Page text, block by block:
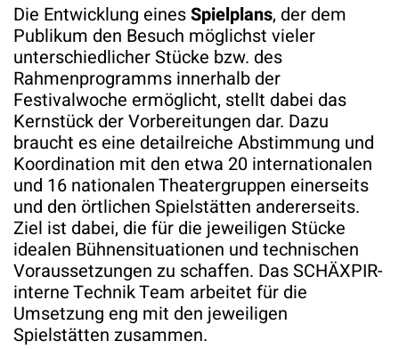
Die Entwicklung einesSpielplans, der dem
Publikum den Besuch möglichst vieler
unterschiedlicher Stücke bzw. des
Rahmenprogramms innerhalb der
Festivalwoche ermöglicht, stellt dabei das
Kernstück der Vorbereitungen dar. Dazu
braucht es eine detailreiche Abstimmung und
Koordination mit den etwa 20 internationalen
und 16 nationalen Theatergruppen einerseits
und den örtlichen Spielstätten andererseits.
Ziel ist dabei, die für die jeweiligen Stücke
idealen Bühnensituationen und technischen
Voraussetzungen zu schaffen. Das SCHÄXPIR-
interne Technik Team arbeitet für die
Umsetzung eng mit den jeweiligen
Spielstätten zusammen.